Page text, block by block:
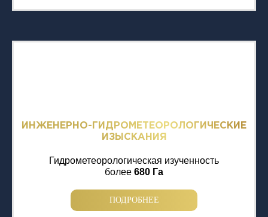
ИНЖЕНЕРНО-ГИДРОМЕТЕОРОЛОГИЧЕСКИЕ
ИЗЫСКАНИЯ
Гидрометеорологическая изученность
более 680 Га
ПОДРОБНЕЕ